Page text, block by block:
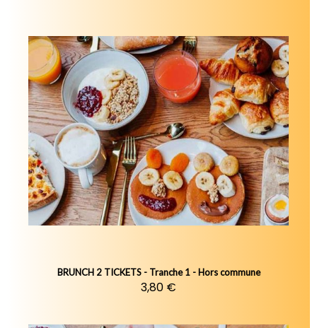
BRUNCH 2 TICKETS - Tranche 1 - Hors commune
3,80 €